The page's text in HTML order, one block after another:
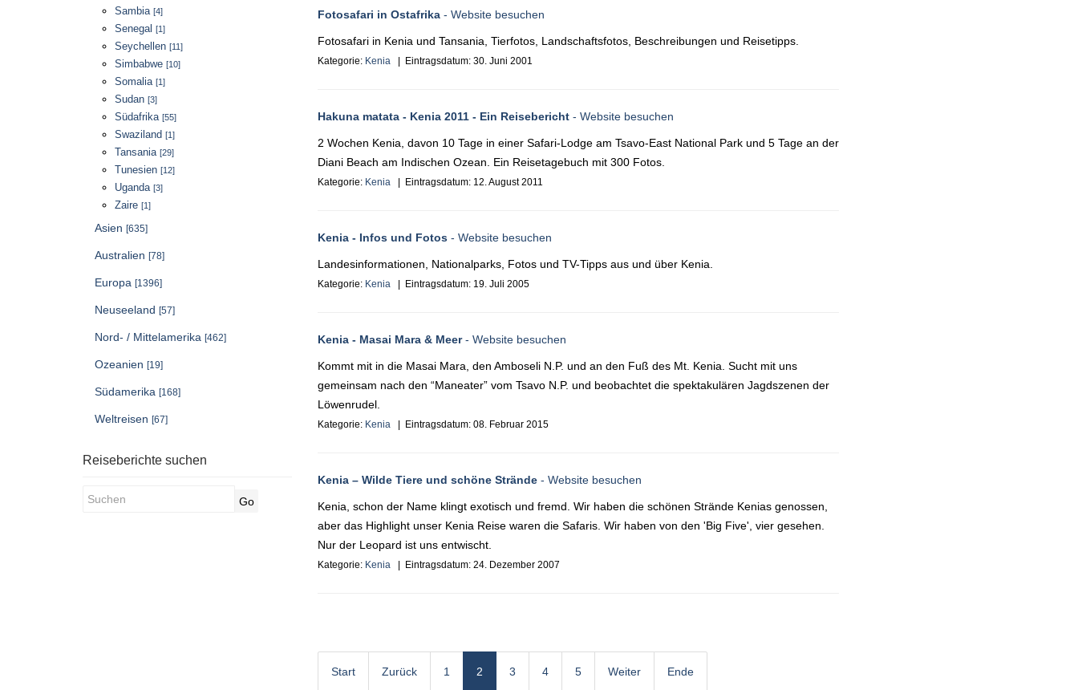
Fotosafari in Ostafrika- Website besuchen
Fotosafari in Kenia und Tansania, Tierfotos, Landschaftsfotos, Beschreibungen und Reisetipps.
Kategorie: Kenia | Eintragsdatum: 30. Juni 2001
Hakuna matata - Kenia 2011 - Ein Reisebericht- Website besuchen
2 Wochen Kenia, davon 10 Tage in einer Safari-Lodge am Tsavo-East National Park und 5 Tage an der
Diani Beach am Indischen Ozean. Ein Reisetagebuch mit 300 Fotos.
Kategorie: Kenia | Eintragsdatum: 12. August 2011
Kenia - Infos und Fotos- Website besuchen
Landesinformationen, Nationalparks, Fotos und TV-Tipps aus und über Kenia.
Kategorie: Kenia | Eintragsdatum: 19. Juli 2005
Kenia - Masai Mara & Meer- Website besuchen
Kommt mit in die Masai Mara, den Amboseli N.P. und an den Fuß des Mt. Kenia. Sucht mit uns
gemeinsam nach den “Maneater” vom Tsavo N.P. und beobachtet die spektakulären Jagdszenen der
Löwenrudel.
Kategorie: Kenia | Eintragsdatum: 08. Februar 2015
Kenia – Wilde Tiere und schöne Strände- Website besuchen
Kenia, schon der Name klingt exotisch und fremd. Wir haben die schönen Strände Kenias genossen,
aber das Highlight unser Kenia Reise waren die Safaris. Wir haben von den 'Big Five', vier gesehen.
Nur der Leopard ist uns entwischt.
Kategorie: Kenia | Eintragsdatum: 24. Dezember 2007
Start Zurück 1 2 3 4 5 Weiter Ende
Sambia [4]
Senegal [1]
Seychellen [11]
Simbabwe [10]
Somalia [1]
Sudan [3]
Südafrika [55]
Swaziland [1]
Tansania [29]
Tunesien [12]
Uganda [3]
Zaire [1]
Asien [635]
Australien [78]
Europa [1396]
Neuseeland [57]
Nord- / Mittelamerika [462]
Ozeanien [19]
Südamerika [168]
Weltreisen [67]
Reiseberichte suchen
Go